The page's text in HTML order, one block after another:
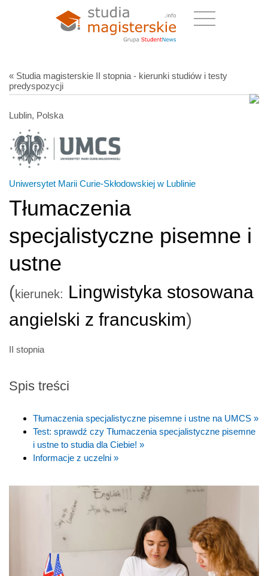
« Studia magisterskie II stopnia - kierunki studiów i testy
predyspozycji
Lublin, Polska
Uniwersytet Marii Curie-Skłodowskiej w Lublinie
Tłumaczenia
specjalistyczne pisemne i
ustne
(kierunek: Lingwistyka stosowana
angielski z francuskim)
II stopnia
Spis treści
Tłumaczenia specjalistyczne pisemne i ustne na UMCS »
Test: sprawdź czy Tłumaczenia specjalistyczne pisemne
i ustne to studia dla Ciebie! »
Informacje z uczelni »